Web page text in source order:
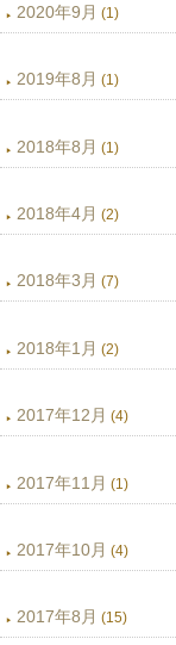
2020年9月 (1)
2019年8月 (1)
2018年8月 (1)
2018年4月 (2)
2018年3月 (7)
2018年1月 (2)
2017年12月 (4)
2017年11月 (1)
2017年10月 (4)
2017年8月 (15)